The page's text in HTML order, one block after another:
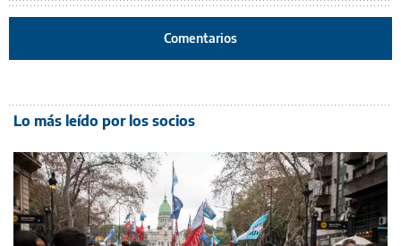
Comentarios
Lo más leído por los socios